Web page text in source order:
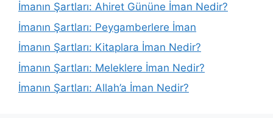
İmanın Şartları: Ahiret Gününe İman Nedir?
İmanın Şartları: Peygamberlere İman
İmanın Şartları: Kitaplara İman Nedir?
İmanın Şartları: Meleklere İman Nedir?
İmanın Şartları: Allah’a İman Nedir?